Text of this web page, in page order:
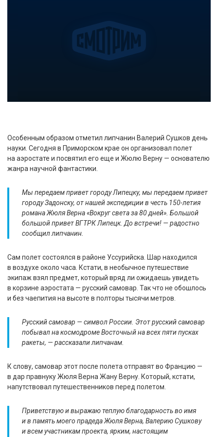
Особенным образом отметил липчанин Валерий Сушков день
науки. Сегодня в Приморском крае он организовал полет
на аэростате и посвятил его еще и Жюлю Верну — основателю
жанра научной фантастики.
Мы передаем привет городу Липецку, мы передаем привет
городу Задонску, от нашей экспедиции в честь 150-летия
романа Жюля Верна «Вокруг света за 80 дней». Большой
большой привет ВГТРК Липецк. До встречи! — радостно
сообщил липчанин.
Сам полет состоялся в районе Уссурийска. Шар находился
в воздухе около часа. Кстати, в необычное путешествие
экипаж взял предмет, который вряд ли ожидаешь увидеть
в корзине аэростата — русский самовар. Так что не обошлось
и без чаепития на высоте в полторы тысячи метров.
Русский самовар — символ России. Этот русский самовар
побывал на космодроме Восточный на всех пяти пусках
ракеты, — рассказали липчанам.
К слову, самовар этот после полета отправят во Францию —
в дар правнуку Жюля Верна Жану Верну. Который, кстати,
напутствовал путешественников перед полетом.
Приветствую и выражаю теплую благодарность во имя
и в память моего прадеда Жюля Верна, Валерию Сушкову
и всем участникам проекта, ярким, настоящим